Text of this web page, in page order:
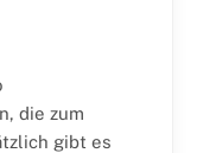
die zum
gibt es